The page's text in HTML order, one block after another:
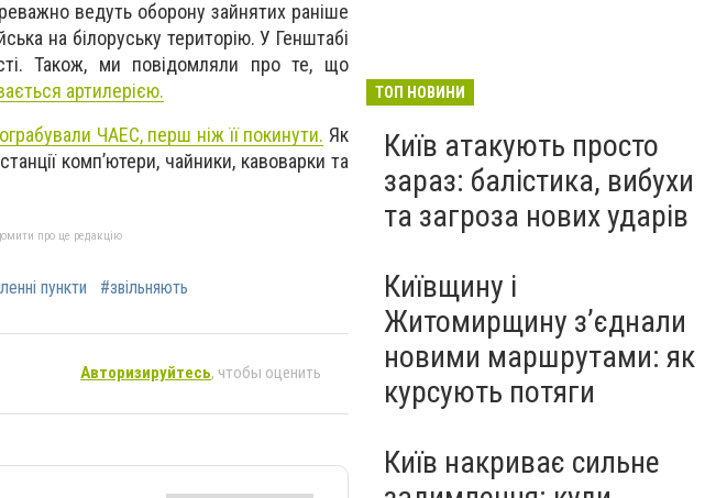
ведуть оборону зайнятих раніше
на білоруську територію. У Генштабі
Також, ми повідомляли про те, що
артилерією.
ЧАЕС, перш ніж її покинути. Як
комп’ютери, чайники, кавоварки та
про це редакцію
пункти #звільняють
Авторизируйтесь, чтобы оценить
ТОП НОВИНИ
Київ атакують просто
зараз: балістика, вибухи
та загроза нових ударів
Київщину і
Житомирщину з’єднали
новими маршрутами: як
курсують потяги
Київ накриває сильне